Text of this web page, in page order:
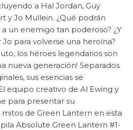
a Hal Jordan, Guy
y Jo Mullein. ¿Qué podrán
un enemigo tan poderoso? ¿Y
para volverse una heroína?
los héroes legendarios son
nueva generación! Separados
sus esencias se
equipo creativo de Al Ewing y
para presentar su
de Green Lantern en esta
Absolute Green Lantern #1-